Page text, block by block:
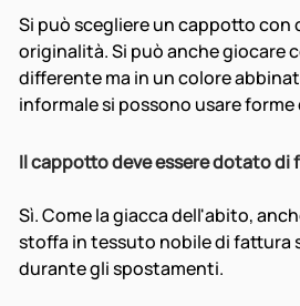
Si può scegliere un cappotto
originalità. Si può anche giocare
differente ma in un colore
informale si possono usare
Il cappotto deve essere dotato di
Sì. Come la giacca dell'abito,
stoffa in tessuto nobile di fattura
durante gli spostamenti.